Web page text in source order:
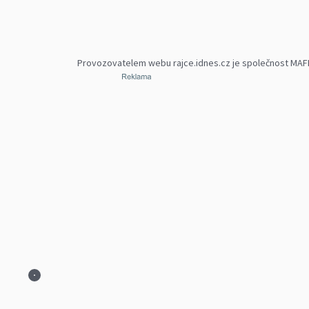
Provozovatelem webu rajce.idnes.cz je společnost